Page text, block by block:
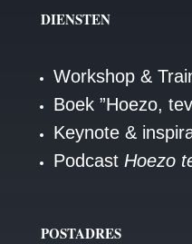
DIENSTEN
Workshop &
Boek ”Hoezo,
Keynote &
Podcast Hoezo
POSTADRES